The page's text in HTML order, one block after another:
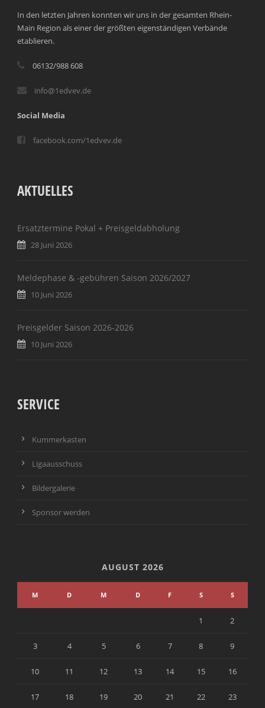
In den letzten Jahren konnten wir uns in der gesamten Rhein-
Main Region als einer der größten eigenständigen Verbände
etablieren.
06132/988 608
info@1edvev.de
Social Media
facebook.com/1edvev.de
AKTUELLES
Ersatztermine Pokal + Preisgeldabholung
28 Juni 2026
Meldephase & -gebühren Saison 2026/2027
10 Juni 2026
Preisgelder Saison 2026-2026
10 Juni 2026
SERVICE
Kummerkasten
Ligaausschuss
Bildergalerie
Sponsor werden
AUGUST 2026
M D M D F S S
1 2
3 4 5 6 7 8 9
10 11 12 13 14 15 16
17 18 19 20 21 22 23